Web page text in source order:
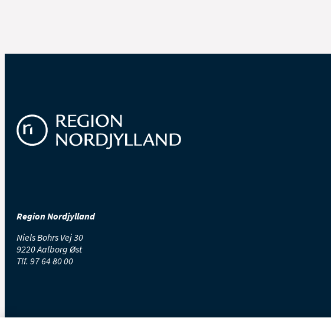
Region Nordjylland
Niels Bohrs Vej 30
9220 Aalborg Øst
Tlf. 97 64 80 00